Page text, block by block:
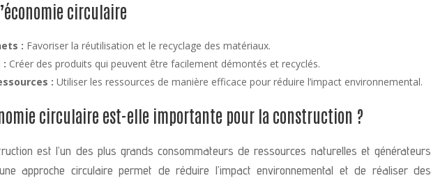
circulaire
: Favoriser la réutilisation et le recyclage des matériaux.
: Créer des produits qui peuvent être facilement démontés et recyclés.
: Utiliser les ressources de manière efficace pour réduire l’impact environnemental.
circulaire est-elle importante pour la construction ?
est l’un des plus grands consommateurs de ressources naturelles et générateurs
approche circulaire permet de réduire l’impact environnemental et de réaliser des